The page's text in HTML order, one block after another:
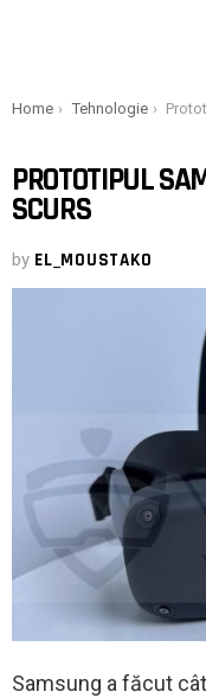
You are here:
Home Tehnologie Prototipul
PROTOTIPUL
SCURS
by EL_MOUSTAKO
Samsung a făcut